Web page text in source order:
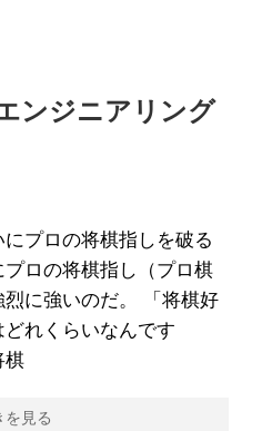
ンジニアリング
プロの将棋指しを破る
ロの将棋指し（プロ棋
に強いのだ。 「将棋好
れくらいなんです
棋
を見る